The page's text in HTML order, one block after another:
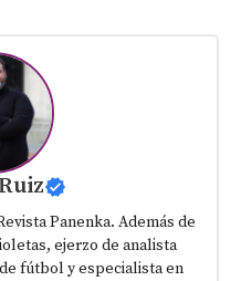
Panenka. Además de
ejerzo de analista
fútbol y especialista en